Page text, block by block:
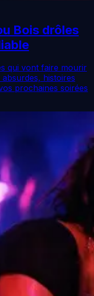
Bois drôles
qui vont faire mourir
histoires
prochaines soirées